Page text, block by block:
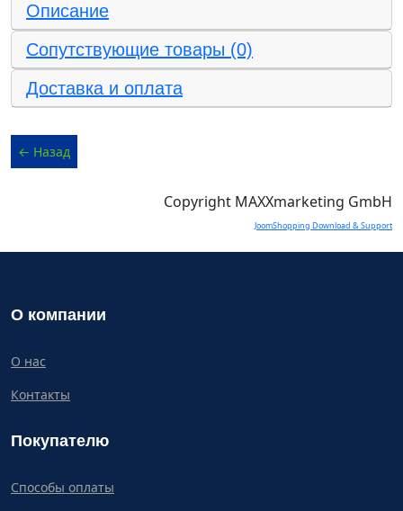
Описание
Сопутствующие товары (0)
Доставка и оплата
Copyright MAXXmarketing GmbH
JoomShopping Download & Support
О компании
О нас
Контакты
Покупателю
Способы оплаты